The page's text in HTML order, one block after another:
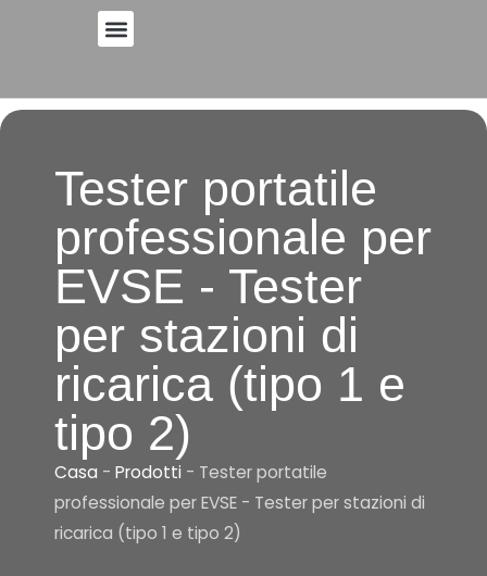
Tester portatile
professionale per
EVSE - Tester
per stazioni di
ricarica (tipo 1 e
tipo 2)
Casa - Prodotti - Tester portatile
professionale per EVSE - Tester per stazioni di
ricarica (tipo 1 e tipo 2)